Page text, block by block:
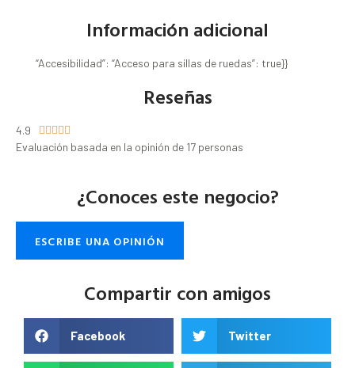
Información adicional
“Accesibilidad”: “Acceso para sillas de ruedas”: true}}
Reseñas
4.9     
Evaluación basada en la opinión de 17 personas
¿Conoces este negocio?
ESCRIBE UNA OPINIÓN
Compartir con amigos
Facebook Twitter